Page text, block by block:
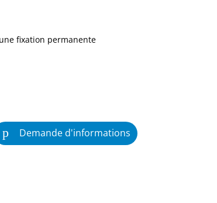
fixation permanente
Demande d'informations